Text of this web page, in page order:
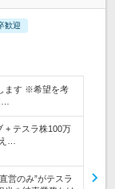
歓迎
ます ※希望を考
+ テスラ株100万
…
営のみ”がテスラ